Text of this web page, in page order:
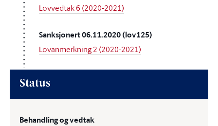
Lovvedtak 6 (2020-2021)
Sanksjonert 06.11.2020 (lov125)
Lovanmerkning 2 (2020-2021)
Status
Behandling og vedtak